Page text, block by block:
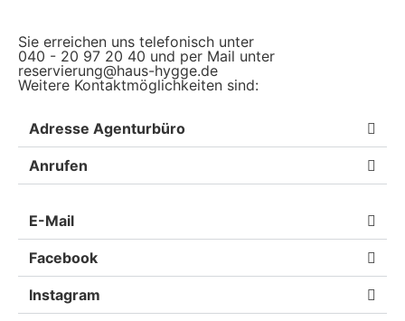
Sie erreichen uns telefonisch unter
040 - 20 97 20 40 und per Mail unter
reservierung@haus-hygge.de
Weitere Kontaktmöglichkeiten sind:
Adresse Agenturbüro
Anrufen
E-Mail
Facebook
Instagram